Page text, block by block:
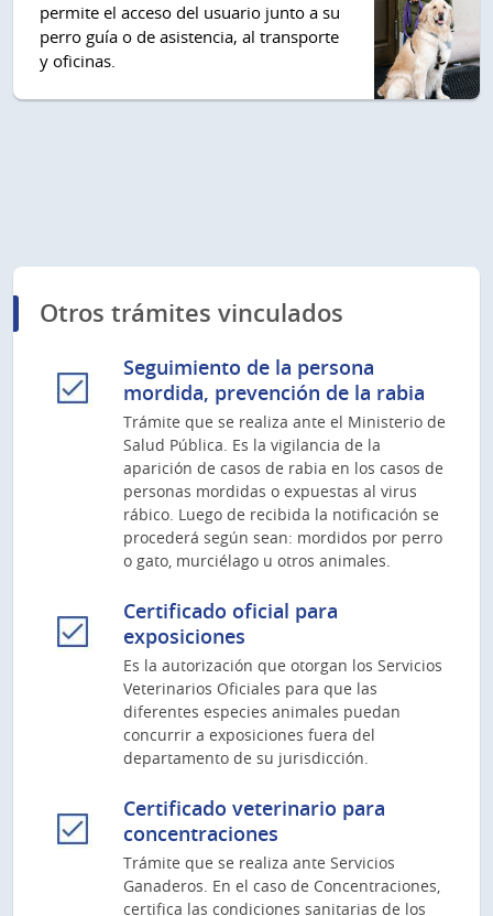
permite el acceso del usuario junto a su
perro guía o de asistencia, al transporte
y oficinas.
Otros trámites vinculados
Seguimiento de la persona
mordida, prevención de la rabia
Trámite que se realiza ante el Ministerio de
Salud Pública. Es la vigilancia de la
aparición de casos de rabia en los casos de
personas mordidas o expuestas al virus
rábico. Luego de recibida la notificación se
procederá según sean: mordidos por perro
o gato, murciélago u otros animales.
Certificado oficial para
exposiciones
Es la autorización que otorgan los Servicios
Veterinarios Oficiales para que las
diferentes especies animales puedan
concurrir a exposiciones fuera del
departamento de su jurisdicción.
Certificado veterinario para
concentraciones
Trámite que se realiza ante Servicios
Ganaderos. En el caso de Concentraciones,
certifica las condiciones sanitarias de los